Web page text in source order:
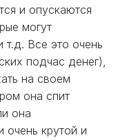
и опускаются
могут
т.д. Все это очень
подчас денег),
на своем
она спит
она
очень крутой и